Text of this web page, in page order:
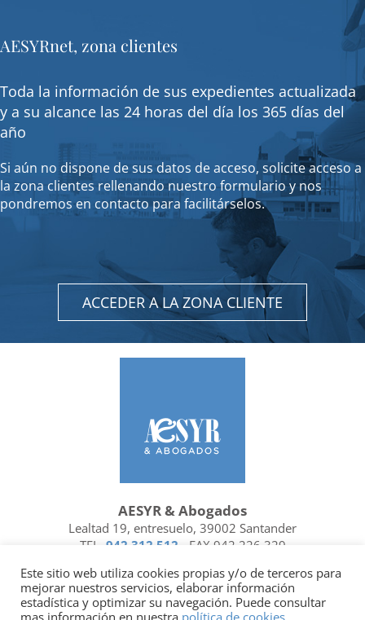
AESYRnet, zona clientes
Toda la información de sus expedientes actualizada
y a su alcance las 24 horas del día los 365 días del
año
Si aún no dispone de sus datos de acceso, solicite acceso a
la zona clientes rellenando nuestro formulario y nos
pondremos en contacto para facilitárselos.
ACCEDER A LA ZONA CLIENTE
AESYR & Abogados
Lealtad 19, entresuelo, 39002 Santander
TEL. 942 312 512 - FAX 942 226 329
FacebookLinkedin
Este sitio web utiliza cookies propias y/o de terceros para
mejorar nuestros servicios, elaborar información
estadística y optimizar su navegación. Puede consultar
mas información en nuestra política de cookies